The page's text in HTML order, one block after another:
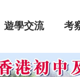
遊學交流 考